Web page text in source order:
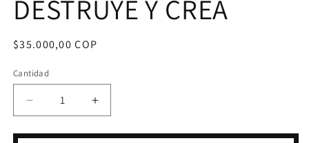
DESTRUYE Y CREA
Precio
$35.000,00 COP
Cantidad
Reducir
cantidad
para
Aumentar
cantidad
para